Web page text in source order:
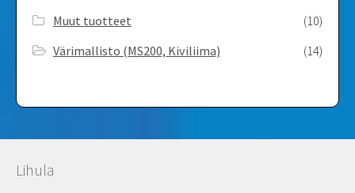
Muut tuotteet
(10)
Värimallisto (MS200, Kiviliima)
(14)
Lihula